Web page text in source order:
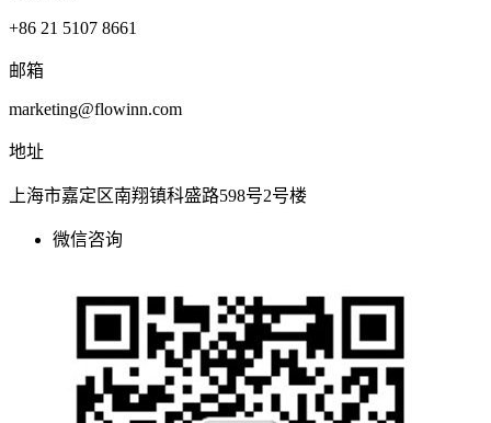
+86 21 5107 8661
邮箱
marketing@flowinn.com
地址
上海市嘉定区南翔镇科盛路598号2号楼
微信咨询